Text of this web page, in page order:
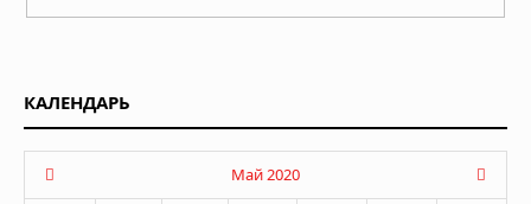
КАЛЕНДАРЬ
Май 2020